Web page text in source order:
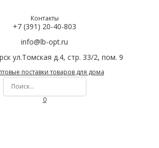
Контакты
+7 (391) 20-40-803
info@lb-opt.ru
ул.Томская д.4, стр. 33/2, пом. 9
0